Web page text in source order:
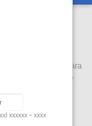
indispensáveis para
é
a reposição do
em casos de
xxxxxx - xxxx